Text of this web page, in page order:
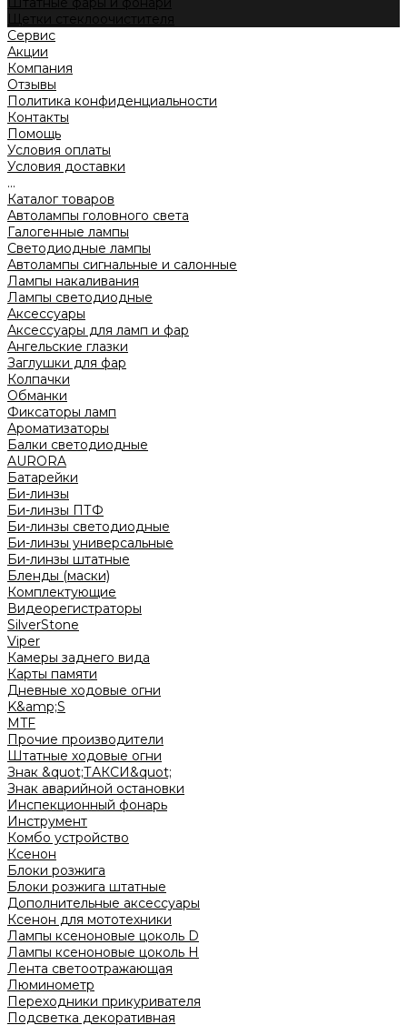
Щетки стеклоочистителя
Сервис
Акции
Компания
Отзывы
Политика конфиденциальности
Контакты
Помощь
Условия оплаты
Условия доставки
...
Каталог товаров
Автолампы головного света
Галогенные лампы
Светодиодные лампы
Автолампы сигнальные и салонные
Лампы накаливания
Лампы светодиодные
Аксессуары
Аксессуары для ламп и фар
Ангельские глазки
Заглушки для фар
Колпачки
Обманки
Фиксаторы ламп
Ароматизаторы
Балки светодиодные
AURORA
Батарейки
Би-линзы
Би-линзы ПТФ
Би-линзы светодиодные
Би-линзы универсальные
Би-линзы штатные
Бленды (маски)
Комплектующие
Видеорегистраторы
SilverStone
Viper
Камеры заднего вида
Карты памяти
Дневные ходовые огни
K&amp;S
MTF
Прочие производители
Штатные ходовые огни
Знак &quot;ТАКСИ&quot;
Знак аварийной остановки
Инспекционный фонарь
Инструмент
Комбо устройство
Ксенон
Блоки розжига
Блоки розжига штатные
Дополнительные аксессуары
Ксенон для мототехники
Лампы ксеноновые цоколь D
Лампы ксеноновые цоколь H
Лента светоотражающая
Люминометр
Переходники прикуривателя
Подсветка декоративная